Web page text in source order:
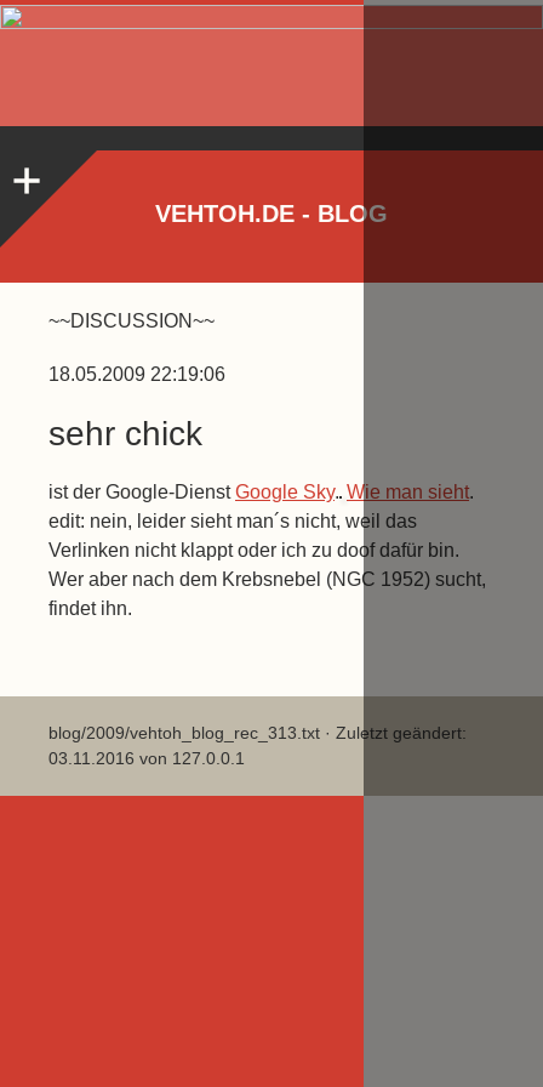
VEHTOH.DE - BLOG
~~DISCUSSION~~
18.05.2009 22:19:06
sehr chick
ist der Google-DienstGoogle Sky. Wie man sieht.
edit: nein, leider sieht man´s nicht, weil das
Verlinken nicht klappt oder ich zu doof dafür bin.
Wer aber nach dem Krebsnebel (NGC 1952) sucht,
findet ihn.
blog/2009/vehtoh_blog_rec_313.txt · Zuletzt geändert:
03.11.2016 von 127.0.0.1